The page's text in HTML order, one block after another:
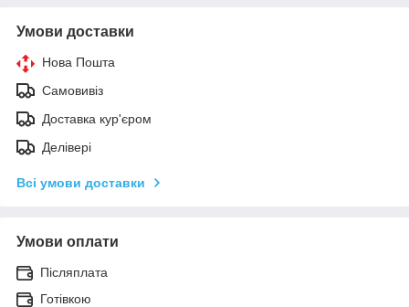
Умови доставки
Нова Пошта
Самовивіз
Доставка кур'єром
Делівері
Всі умови доставки
Умови оплати
Післяплата
Готівкою